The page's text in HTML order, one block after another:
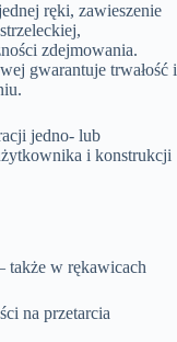
ręki, zawieszenie
zdejmowania.
gwarantuje trwałość i
jedno- lub
i konstrukcji
także w rękawicach
na przetarcia